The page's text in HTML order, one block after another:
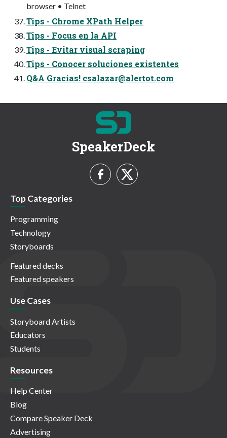
browser • Telnet
Tips - Chrome XPath Helper
Tips - Focus en la API
Tips - Evitar visual scraping
Tips - Conocer soluciones existentes
Q&A Gracias! csalazar@alertot.com
SpeakerDeck
Top Categories
Programming
Technology
Storyboards
Featured decks
Featured speakers
Use Cases
Storyboard Artists
Educators
Students
Resources
Help Center
Blog
Compare Speaker Deck
Advertising